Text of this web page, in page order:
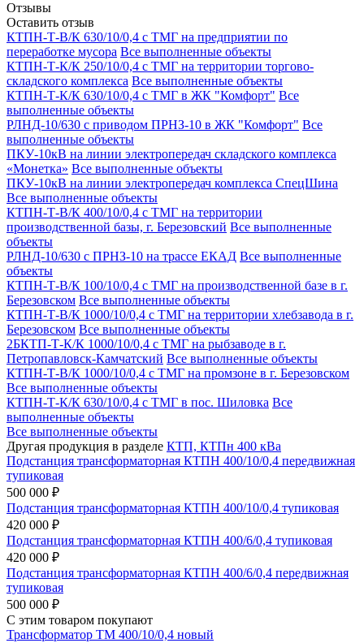
Отзывы
Оставить отзыв
КТПН-Т-В/К 630/10/0,4 с ТМГ на предприятии по
переработке мусора Все выполненные объекты
КТПН-Т-К/К 250/10/0,4 с ТМГ на территории торгово-
складского комплекса Все выполненные объекты
КТПН-Т-К/К 630/10/0,4 с ТМГ в ЖК "Комфорт" Все
выполненные объекты
РЛНД-10/630 с приводом ПРНЗ-10 в ЖК "Комфорт" Все
выполненные объекты
ПКУ-10кВ на линии электропередач складского комплекса
«Монетка» Все выполненные объекты
ПКУ-10кВ на линии электропередач комплекса СпецШина
Все выполненные объекты
КТПН-Т-В/К 400/10/0,4 с ТМГ на территории
производственной базы, г. Березовский Все выполненные
объекты
РЛНД-10/630 с ПРНЗ-10 на трассе ЕКАД Все выполненные
объекты
КТПН-Т-В/К 100/10/0,4 с ТМГ на производственной базе в г.
Березовском Все выполненные объекты
КТПН-Т-В/К 1000/10/0,4 с ТМГ на территории хлебзавода в г.
Березовском Все выполненные объекты
2БКТП-Т-К/К 1000/10/0,4 с ТМГ на рыбзаводе в г.
Петропавловск-Камчатский Все выполненные объекты
КТПН-Т-В/К 1000/10/0,4 с ТМГ на промзоне в г. Березовском
Все выполненные объекты
КТПН-Т-К/К 630/10/0,4 с ТМГ в пос. Шиловка Все
выполненные объекты
Все выполненные объекты
Другая продукция в разделе КТП, КТПн 400 кВа
Подстанция трансформаторная КТПН 400/10/0,4 передвижная
тупиковая
500 000 ₽
Подстанция трансформаторная КТПН 400/10/0,4 тупиковая
420 000 ₽
Подстанция трансформаторная КТПН 400/6/0,4 тупиковая
420 000 ₽
Подстанция трансформаторная КТПН 400/6/0,4 передвижная
тупиковая
500 000 ₽
С этим товаром покупают
Трансформатор ТМ 400/10/0,4 новый